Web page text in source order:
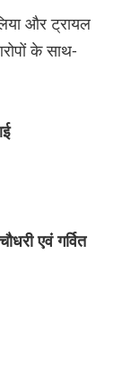
और ट्रायल
के साथ-
एवं गर्वित